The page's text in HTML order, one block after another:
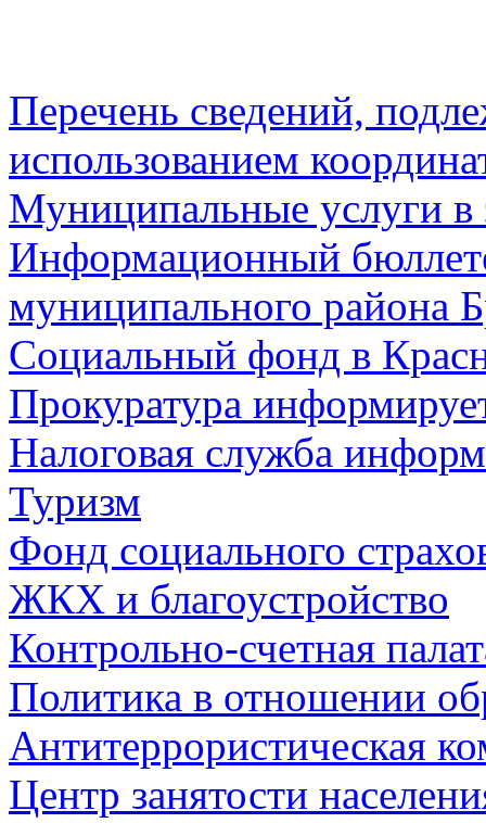
Перечень сведений,
использованием
Муниципальные услуги в
Информационный
муниципального района
Социальный фонд в
Прокуратура
Налоговая служба
Туризм
Фонд социального
ЖКХ и благоустройство
Контрольно-счетная
Политика в отношении
Антитеррористическая
Центр занятости